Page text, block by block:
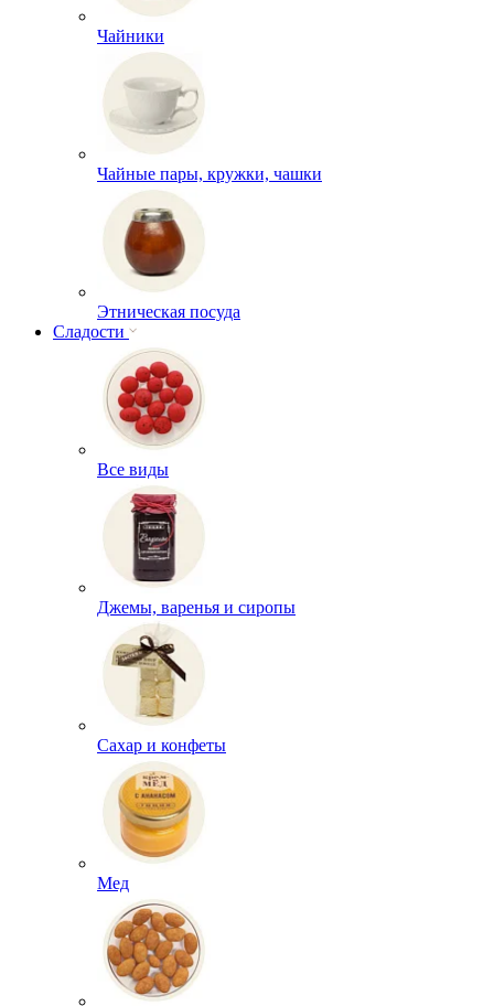
Чайники
Чайные пары, кружки, чашки
Этническая посуда
Сладости
Все виды
Джемы, варенья и сиропы
Сахар и конфеты
Мед